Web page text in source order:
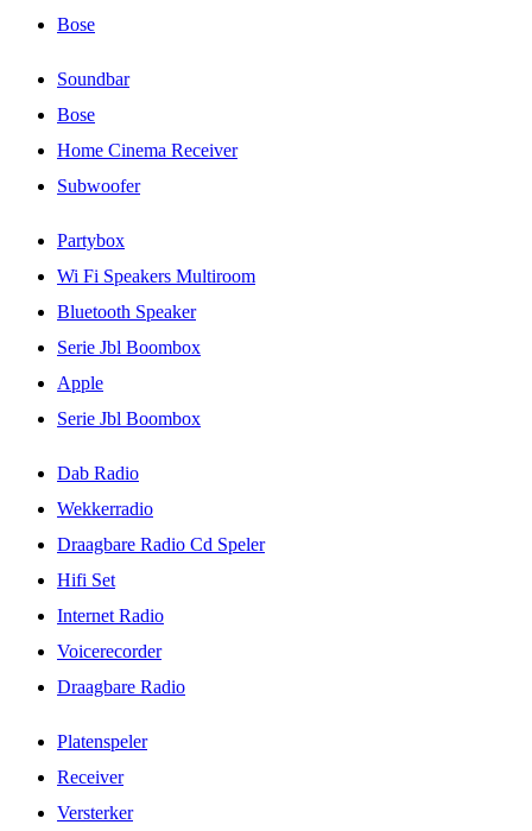
Bose
Soundbar
Bose
Home Cinema Receiver
Subwoofer
Partybox
Wi Fi Speakers Multiroom
Bluetooth Speaker
Serie Jbl Boombox
Apple
Serie Jbl Boombox
Dab Radio
Wekkerradio
Draagbare Radio Cd Speler
Hifi Set
Internet Radio
Voicerecorder
Draagbare Radio
Platenspeler
Receiver
Versterker